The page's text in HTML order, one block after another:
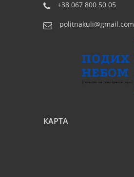
+38 067 800 50 05
politnakuli@gmail.com
КАРТА